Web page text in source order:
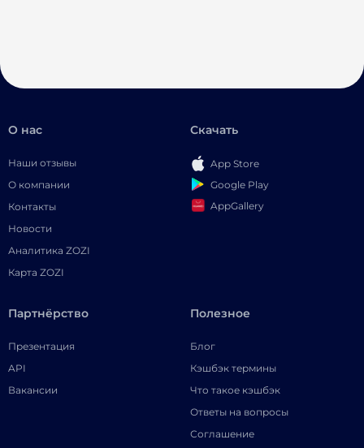
О нас
Наши отзывы
О компании
Контакты
Новости
Аналитика ZOZI
Карта ZOZI
Скачать
App Store
Google Play
AppGallery
Партнёрство
Презентация
API
Вакансии
Полезное
Блог
Кэшбэк термины
Что такое кэшбэк
Ответы на вопросы
Соглашение